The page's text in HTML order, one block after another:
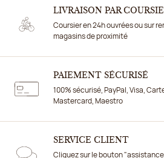
LIVRAISON PAR
Coursier en 24h ouvrées ou sur
magasins de proximité
PAIEMENT SÉCURISÉ
100% sécurisé, PayPal, Visa,
Mastercard, Maestro
SERVICE CLIENT
Cliquez sur le bouton